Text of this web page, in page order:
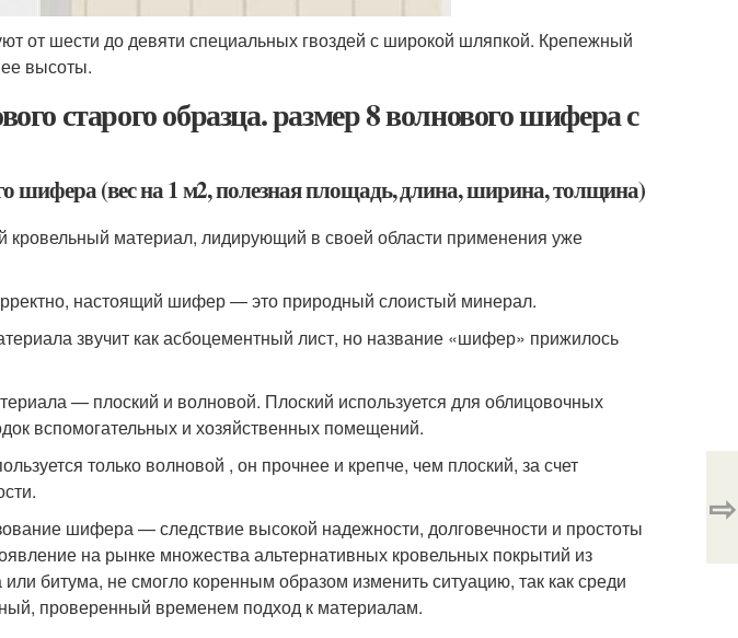
от шести до девяти специальных гвоздей с широкой шляпкой. Крепежный
высоты.
старого образца. размер 8 волнового шифера с
шифера (вес на 1 м2, полезная площадь, длина, ширина, толщина)
материал, лидирующий в своей области применения уже
настоящий шифер — это природный слоистый минерал.
звучит как асбоцементный лист, но название «шифер» прижилось
— плоский и волновой. Плоский используется для облицовочных
вспомогательных и хозяйственных помещений.
только волновой , он прочнее и крепче, чем плоский, за счет
шифера — следствие высокой надежности, долговечности и простоты
на рынке множества альтернативных кровельных покрытий из
битума, не смогло коренным образом изменить ситуацию, так как среди
проверенный временем подход к материалам.
⇨